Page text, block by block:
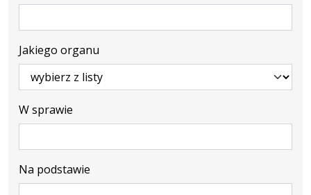
Jakiego organu
W sprawie
Na podstawie